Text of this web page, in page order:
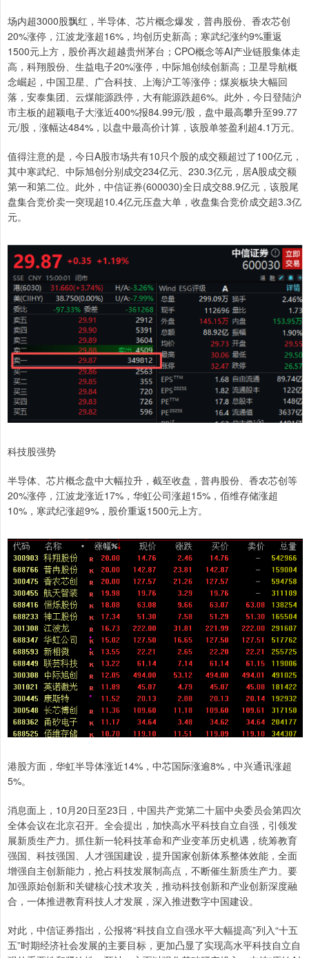
场内超3000股飘红，半导体、芯片概念爆发，普冉股份、香农芯创
20%涨停，江波龙涨超16%，均创历史新高；寒武纪涨约9%重返
1500元上方，股价再次超越贵州茅台；CPO概念等AI产业链股集体走
高，科翔股份、生益电子20%涨停，中际旭创续创新高；卫星导航概
念崛起，中国卫星、广合科技、上海沪工等涨停；煤炭板块大幅回
落，安泰集团、云煤能源跌停，大有能源跌超6%。此外，今日登陆沪
市主板的超颖电子大涨近400%报84.99元/股，盘中最高攀升至99.77
元/股，涨幅达484%，以盘中最高价计算，该股单签盈利超4.1万元。
值得注意的是，今日A股市场共有10只个股的成交额超过了100亿元，
其中寒武纪、中际旭创分别成交234亿元、230.3亿元，居A股成交额
第一和第二位。此外，中信证券(600030)全日成交88.9亿元，该股尾
盘集合竞价卖一突现超10.4亿元压盘大单，收盘集合竞价成交超3.3亿
元。
科技股强势
半导体、芯片概念盘中大幅拉升，截至收盘，普冉股份、香农芯创等
20%涨停，江波龙涨近17%，华虹公司涨超15%，佰维存储涨超
10%，寒武纪涨超9%，股价重返1500元上方。
港股方面，华虹半导体涨近14%，中芯国际涨逾8%，中兴通讯涨超
5%。
消息面上，10月20日至23日，中国共产党第二十届中央委员会第四次
全体会议在北京召开。全会提出，加快高水平科技自立自强，引领发
展新质生产力。抓住新一轮科技革命和产业变革历史机遇，统筹教育
强国、科技强国、人才强国建设，提升国家创新体系整体效能，全面
增强自主创新能力，抢占科技发展制高点，不断催生新质生产力。要
加强原始创新和关键核心技术攻关，推动科技创新和产业创新深度融
合，一体推进教育科技人才发展，深入推进数字中国建设。
对此，中信证券指出，公报将“科技自立自强水平大幅提高”列入“十五
五”时期经济社会发展的主要目标，更加凸显了实现高水平科技自立自